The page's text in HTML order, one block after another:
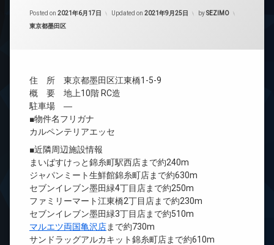
Posted on 2021年6月17日 Updated on 2021年9月25日 bySEZIMO
カテゴリー:
東京都墨田区
住 所 東京都墨田区江東橋1-5-9
概 要 地上10階 RC造
駐車場 ―
■物件名フリガナ
カルペンテリアエッセ
■近隣周辺施設情報
まいばすけっと錦糸町駅西店まで約240m
ジャパンミート生鮮館錦糸町店まで約630m
セブンイレブン墨田緑4丁目店まで約250m
ファミリーマート江東橋2丁目店まで約230m
セブンイレブン墨田緑3丁目店まで約510m
マルエツ両国亀沢店まで約730m
サンドラッグアルカキット錦糸町店まで約610m